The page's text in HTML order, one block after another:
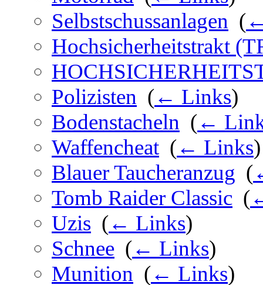
Selbstschussanlagen (
Hochsicherheitstrakt
Polizisten (← Links)
Bodenstacheln (←
Waffencheat (← Links)
Blauer Taucheranzug (
Tomb Raider Classic (
Uzis (← Links)
Schnee (← Links)
Munition (← Links)